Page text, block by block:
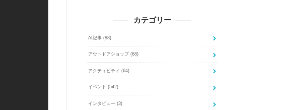
カテゴリー
AI記事 (88)
アウトドアショップ (68)
アクティビティ (64)
イベント (542)
インタビュー (3)